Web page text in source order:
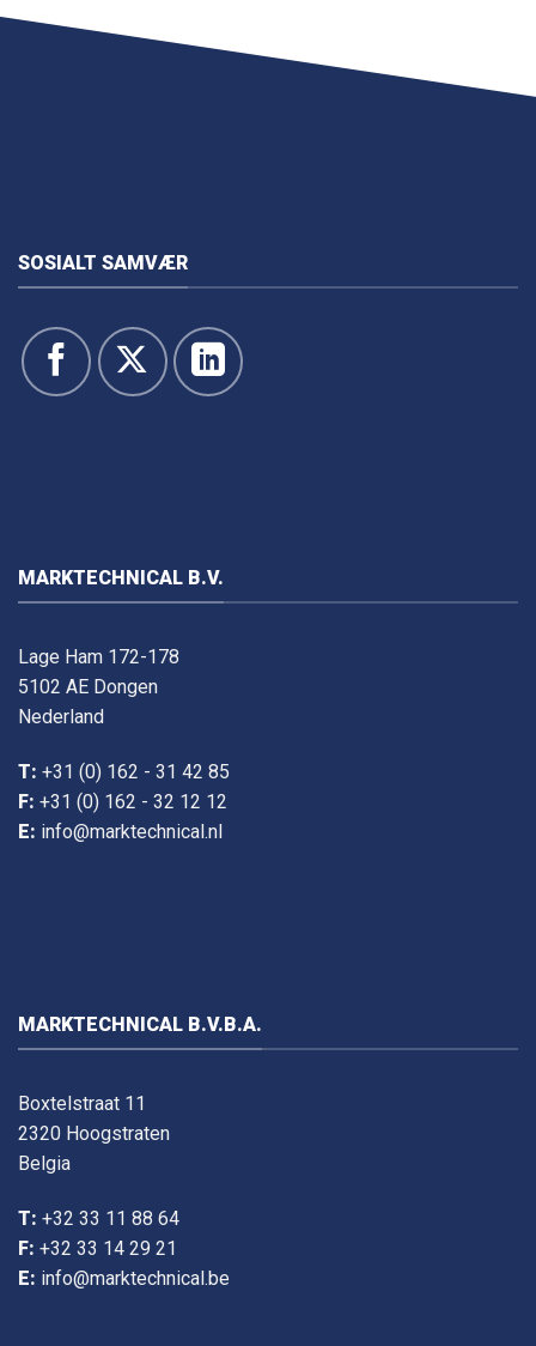
SOSIALT SAMVÆR
MARKTECHNICAL B.V.
Lage Ham 172-178
5102 AE Dongen
Nederland
T: +31 (0) 162 - 31 42 85
F: +31 (0) 162 - 32 12 12
E: info@marktechnical.nl
MARKTECHNICAL B.V.B.A.
Boxtelstraat 11
2320 Hoogstraten
Belgia
T: +32 33 11 88 64
F: +32 33 14 29 21
E: info@marktechnical.be